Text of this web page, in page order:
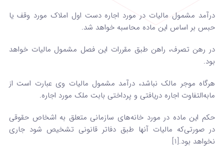
درآمد مشمول مالیات در مورد اجاره دست اول املاک مورد وقف یا
حبس بر اساس این ماده محاسبه خواهد شد.
در رهن تصرف، راهن طبق مقررات این فصل مشمول مالیات خواهد
بود.
‌هرگاه موجر مالک نباشد، درآمد مشمول مالیات وی عبارت است از
مابه‌التفاوت اجاره دریافتی و پرداختی بابت ملک مورد اجاره.
حکم این ماده در مورد خانه‌های سازمانی متعلق به اشخاص حقوقی
در صورتی‌که مالیات آنها طبق دفاتر قانونی تشخیص شود جاری
نخواهد بود.[1]